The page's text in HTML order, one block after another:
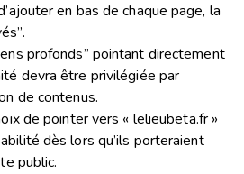
en bas de chaque page, la
profonds” pointant directement
devra être privilégiée par
de contenus.
de pointer vers « lelieubeta.fr »
dès lors qu’ils porteraient
public.